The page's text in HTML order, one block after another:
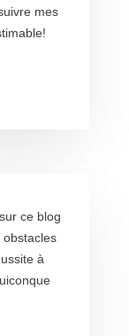
mes
ce blog
obstacles
à